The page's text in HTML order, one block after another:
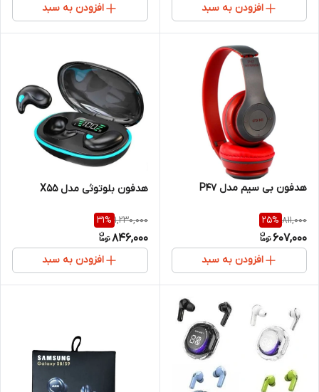
افزودن به سبد افزودن به سبد
هدفون بی سیم مدل P47
811,000
25%
607,000
افزودن به سبد
هدفون بلوتوثی مدل X55
1,230,000
31%
846,000
افزودن به سبد